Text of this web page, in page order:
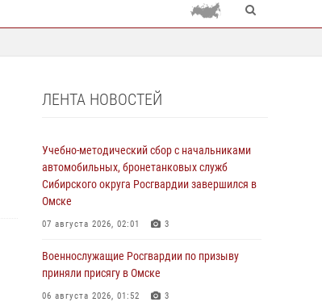
ЛЕНТА НОВОСТЕЙ
Учебно-методический сбор с начальниками
автомобильных, бронетанковых служб
Сибирского округа Росгвардии завершился в
Омске
07 августа 2026, 02:01 3
Военнослужащие Росгвардии по призыву
приняли присягу в Омске
06 августа 2026, 01:52 3